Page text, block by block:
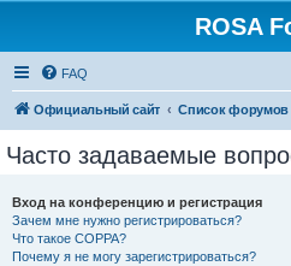
ROSA
FAQ
Официальный сайт Список форумов
Часто задаваемые
Вход на конференцию и регистрация
Зачем мне нужно регистрироваться?
Что такое COPPA?
Почему я не могу зарегистрироваться?